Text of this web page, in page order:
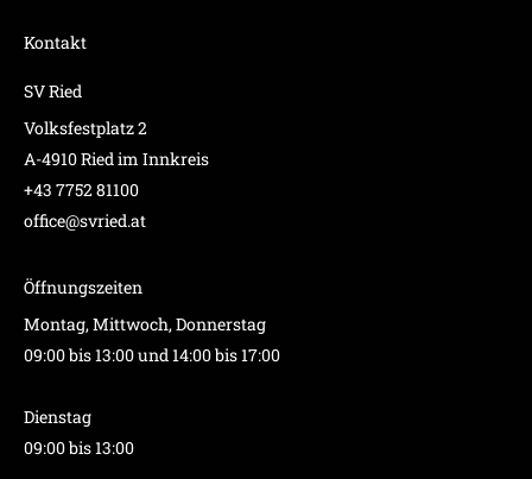
Kontakt
SV Ried
Volksfestplatz 2
A-4910 Ried im Innkreis
+43 7752 81100
office@svried.at
Öffnungszeiten
Montag, Mittwoch, Donnerstag
09:00 bis 13:00 und 14:00 bis 17:00
Dienstag
09:00 bis 13:00